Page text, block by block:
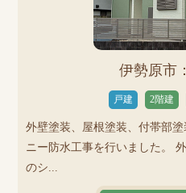
伊勢原市
戸建 2階建
外壁塗装、屋根塗装、付帯部
ニー防水工事を行いました。
のシ...